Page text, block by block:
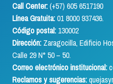
Call Center:(+57) 605 6517190
Línea Gratuita:01 8000 937436.
Código postal: 130002
Dirección: Zaragocilla, Edificio
Calle 29 N° 50 – 50.
Correo electrónico institucional:
Reclamos y sugerencias: